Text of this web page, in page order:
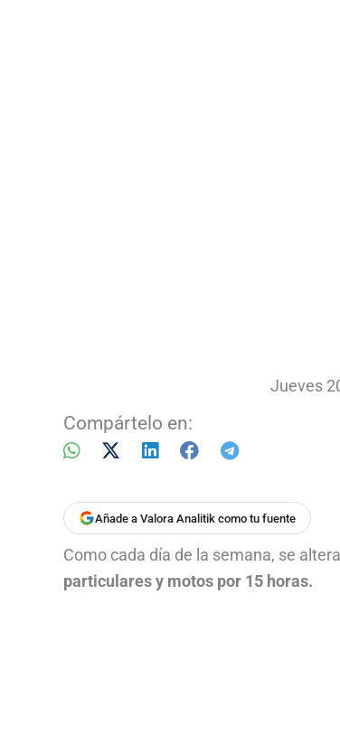
Jueves
Compártelo en:
Añade a Valora Analitik como tu fuente
Como cada día de la semana, se altera
particulares y motos por 15 horas.